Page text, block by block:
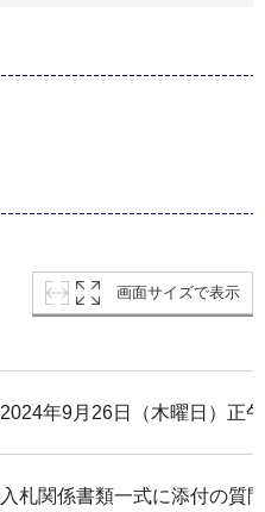
画面サイズで表示
2024年9月26日（木曜日）正午
入札関係書類一式に添付の質